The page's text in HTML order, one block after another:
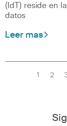
(IdT) reside en
datos
Leer mas
1 2